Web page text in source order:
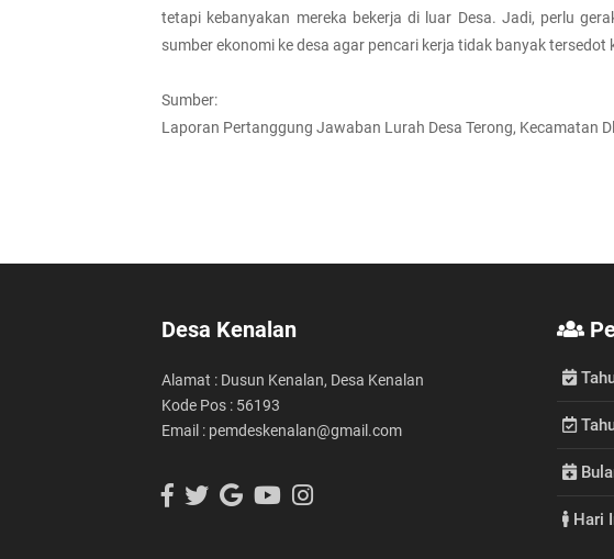
tetapi kebanyakan mereka bekerja di luar Desa. Jadi, perlu
sumber ekonomi ke desa agar pencari kerja tidak banyak tersedot
Sumber:
Laporan Pertanggung Jawaban Lurah Desa Terong, Kecamatan
Desa Kenalan
Alamat : Dusun Kenalan, Desa Kenalan
Kode Pos : 56193
Email : pemdeskenalan@gmail.com
Hari